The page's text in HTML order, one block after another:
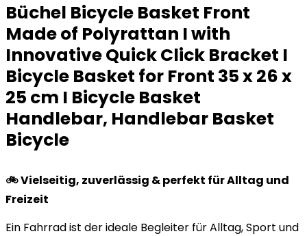
Büchel Bicycle Basket Front
Made of Polyrattan I with
Innovative Quick Click Bracket I
Bicycle Basket for Front 35 x 26 x
25 cm I Bicycle Basket
Handlebar, Handlebar Basket
Bicycle
🚲 Vielseitig, zuverlässig & perfekt für Alltag und
Freizeit
Ein Fahrrad ist der ideale Begleiter für Alltag, Sport und